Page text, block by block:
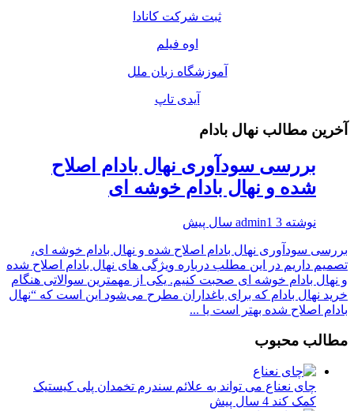
ثبت شرکت کانادا
اوه فیلم
آموزشگاه زبان ملل
آیدی تاپ
آخرین مطالب نهال بادام
بررسی سودآوری نهال بادام اصلاح
شده و نهال بادام خوشه ای
نوشته admin1 3 سال پیش
بررسی سودآوری نهال بادام اصلاح شده و نهال بادام خوشه ای،
تصمیم داریم در این مطلب درباره ویژگی های نهال بادام اصلاح شده
و نهال بادام خوشه ای صحبت کنیم. یکی از مهمترین سوالاتی هنگام
خرید نهال بادام که برای باغداران مطرح می‌شود این است که “نهال
بادام اصلاح شده بهتر است یا ...
مطالب محبوب
چای نعناع می تواند به علائم سندرم تخمدان پلی کیستیک
کمک کند 4 سال پیش